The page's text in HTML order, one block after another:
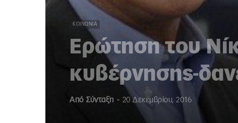
ΚΟΙΝΩΝΊΑ
Ερώτηση του
κυβέρνησης-
Από Σύνταξη - 20 Δεκεμβρίου, 2016